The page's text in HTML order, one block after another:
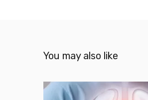
You may also like